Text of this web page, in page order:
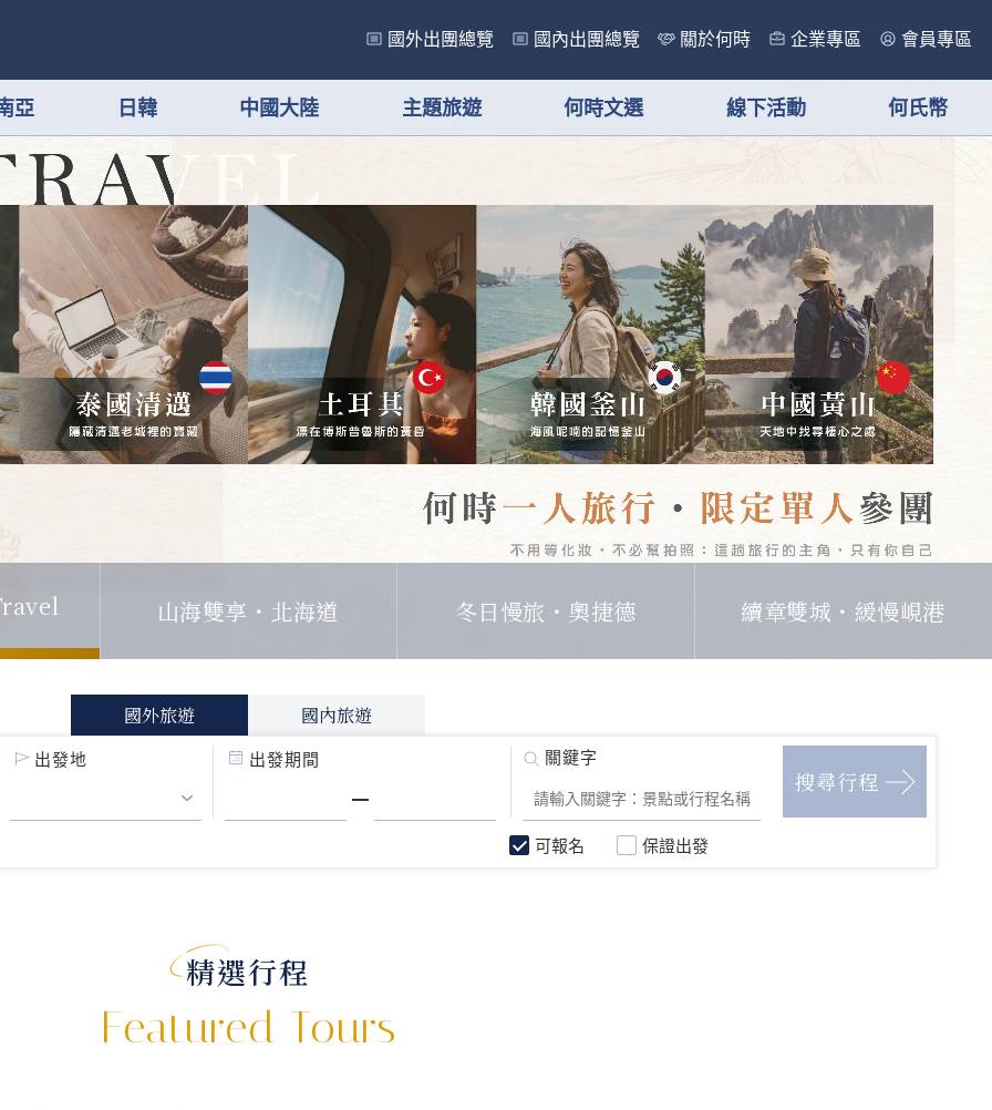
國外出團總覽 國內出團總覽 關於何時 企業專區 會員專區
亞 日韓 中國大陸 主題旅遊 何時文選 線下活動 何氏幣
山海雙享・北海道 冬日慢旅・奧捷德 續章雙城・緩慢峴港
國外旅遊 國內旅遊
出發地 出發期間
可報名 保證出發
精選行程
Featured Tours